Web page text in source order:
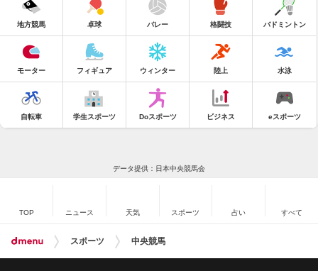
地方競馬 卓球 バレー 格闘技 バドミントン
モーター フィギュア ウィンター 陸上 水泳
自転車 学生スポーツ Doスポーツ ビジネス eスポーツ
データ提供：日本中央競馬会
TOP ニュース 天気 スポーツ 占い すべて
スポーツ 中央競馬